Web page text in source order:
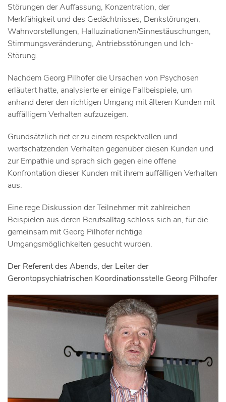
Störungen der Auffassung, Konzentration, der
Merkfähigkeit und des Gedächtnisses, Denkstörungen,
Wahnvorstellungen, Halluzinationen/Sinnestäuschungen,
Stimmungsveränderung, Antriebsstörungen und Ich-
Störung.
Nachdem Georg Pilhofer die Ursachen von Psychosen
erläutert hatte, analysierte er einige Fallbeispiele, um
anhand derer den richtigen Umgang mit älteren Kunden mit
auffälligem Verhalten aufzuzeigen.
Grundsätzlich riet er zu einem respektvollen und
wertschätzenden Verhalten gegenüber diesen Kunden und
zur Empathie und sprach sich gegen eine offene
Konfrontation dieser Kunden mit ihrem auffälligen Verhalten
aus.
Eine rege Diskussion der Teilnehmer mit zahlreichen
Beispielen aus deren Berufsalltag schloss sich an, für die
gemeinsam mit Georg Pilhofer richtige
Umgangsmöglichkeiten gesucht wurden.
Der Referent des Abends, der Leiter der
Gerontopsychiatrischen Koordinationsstelle Georg Pilhofer